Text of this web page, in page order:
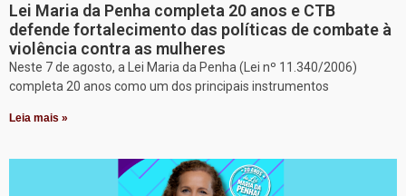
Lei Maria da Penha completa 20 anos e CTB
defende fortalecimento das políticas de combate à
violência contra as mulheres
Neste 7 de agosto, a Lei Maria da Penha (Lei nº 11.340/2006)
completa 20 anos como um dos principais instrumentos
Leia mais »